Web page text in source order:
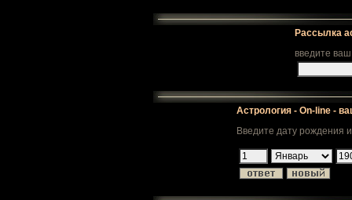
Рассылка
введите
Астрология - On-line -
Введите дату рождения